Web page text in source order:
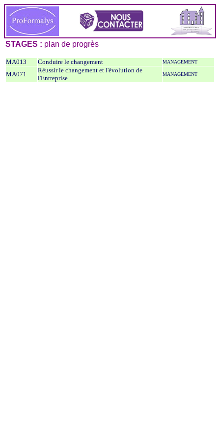
STAGES : plan de progrès
MA013 Conduire le changement MANAGEMENT
MA071
Réussir le changement et l'évolution de
l'Entreprise
MANAGEMENT